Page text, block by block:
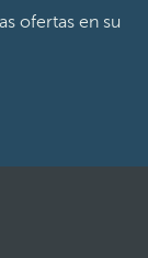
ofertas en su